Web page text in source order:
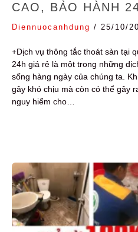
CAO, BẢO HÀNH
Diennuocanhdung / 25/10/
+Dịch vụ thông tắc thoát sàn tại
24h giá rẻ là một trong những
sống hàng ngày của chúng ta.
gây khó chịu mà còn có thể gây
nguy hiểm cho…